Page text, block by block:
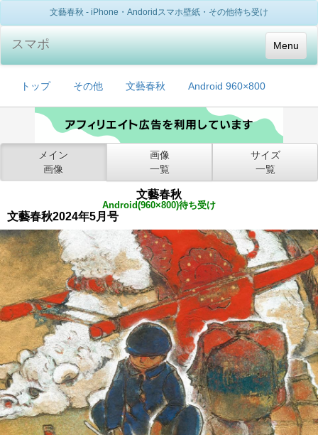
文藝春秋 - iPhone・Andoridスマホ壁紙・その他待ち受け
Menu
スマポ
トップ その他 文藝春秋 Android 960×800
メイン
画像
画像
一覧
サイズ
一覧
文藝春秋
Android(960×800)待ち受け
文藝春秋2024年5月号